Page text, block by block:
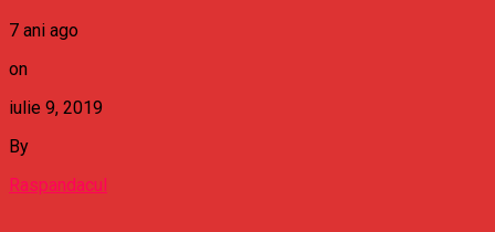
7 ani ago
on
iulie 9, 2019
By
Raspandacul